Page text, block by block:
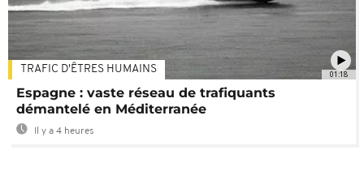
01:18
TRAFIC D'ÊTRES HUMAINS
Espagne : vaste réseau de trafiquants
démantelé en Méditerranée
Il y a 4 heures